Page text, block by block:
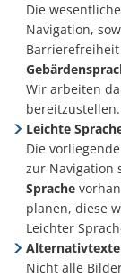
Die
Navigation,
Wir arbeiten
bereitzustellen.
Leichte
Die
zur Navigation
Sprache
planen, diese
Leichter
Nicht alle